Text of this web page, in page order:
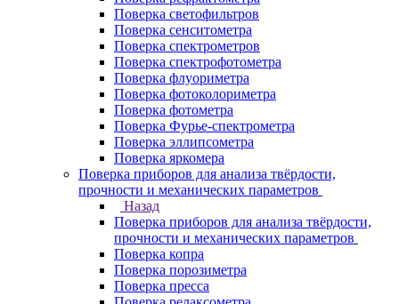
Поверка светофильтров
Поверка сенситометра
Поверка спектрометров
Поверка спектрофотометра
Поверка флуориметра
Поверка фотоколориметра
Поверка фотометра
Поверка Фурье-спектрометра
Поверка эллипсометра
Поверка яркомера
Поверка приборов для анализа твёрдости,
прочности и механических параметров
Назад
Поверка приборов для анализа твёрдости,
прочности и механических параметров
Поверка копра
Поверка порозиметра
Поверка пресса